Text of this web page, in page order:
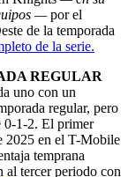
—por el
de la temporada
de la serie.
REGULAR
uno con un
regular, pero
0-1-2. El primer
2025 en el T-Mobile
temprana
al tercer periodo con